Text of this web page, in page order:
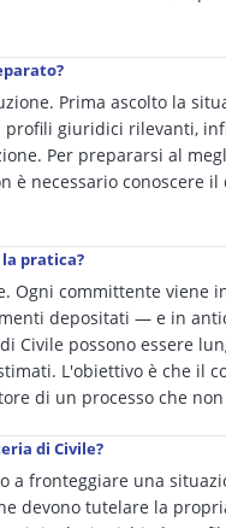
Prima ascolto la
giuridici rilevanti,
Per prepararsi al
è necessario conoscere
pratica?
Ogni committente viene
depositati — e in
Civile possono essere
L'obiettivo è che il
di un processo che non
di Civile?
a fronteggiare una
devono tutelare la